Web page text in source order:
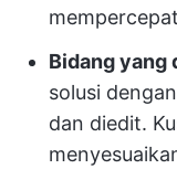
Bidang yang
solusi
dan diedit.